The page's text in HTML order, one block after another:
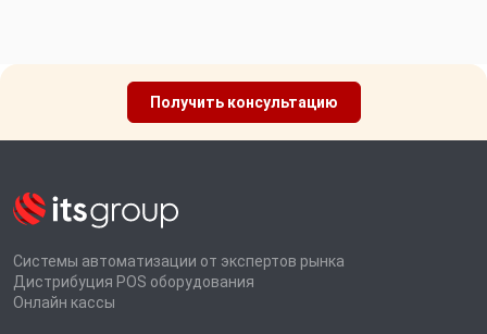
Получить консультацию
Системы автоматизации от экспертов рынка
Дистрибуция POS оборудования
Онлайн кассы